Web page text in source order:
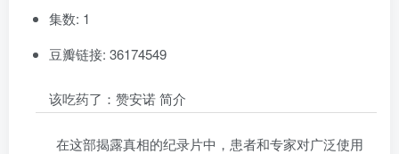
集数: 1
豆瓣链接: 36174549
该吃药了：赞安诺 简介
在这部揭露真相的纪录片中，患者和专家对广泛使用